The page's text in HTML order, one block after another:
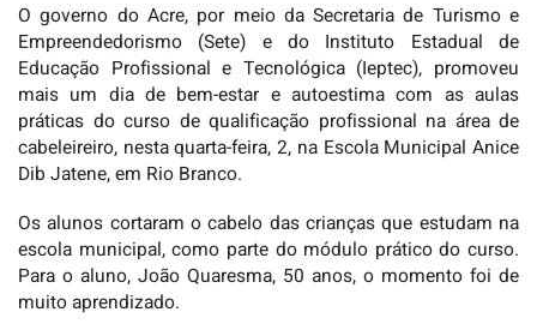
O governo do Acre, por meio da Secretaria de Turismo e
Empreendedorismo (Sete) e do Instituto Estadual de
Educação Profissional e Tecnológica (Ieptec), promoveu
mais um dia de bem-estar e autoestima com as aulas
práticas do curso de qualificação profissional na área de
cabeleireiro, nesta quarta-feira, 2, na Escola Municipal Anice
Dib Jatene, em Rio Branco.
Os alunos cortaram o cabelo das crianças que estudam na
escola municipal, como parte do módulo prático do curso.
Para o aluno, João Quaresma, 50 anos, o momento foi de
muito aprendizado.